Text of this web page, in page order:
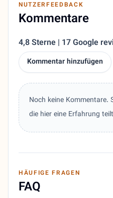
NUTZERFEEDBACK
Kommentare
4,8 Sterne | 17 Google
Kommentar hinzufügen
Noch keine Kommentare.
die hier eine Erfahrung
HÄUFIGE FRAGEN
FAQ